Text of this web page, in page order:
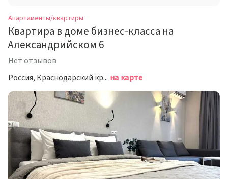
Россия
Апартаменты/квартиры
Квартира в доме бизнес-класса на
Александрийском 6
Нет отзывов
Россия, Краснодарский край, Анапа, Александрийский переулок, 6 на карте